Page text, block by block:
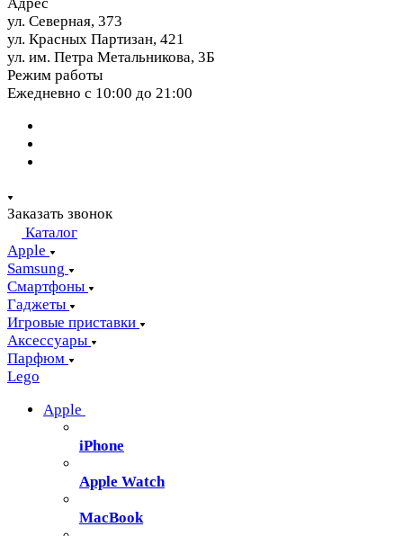
ул. Северная, 373
ул. Красных Партизан, 421
ул. им. Петра Метальникова, 3Б
Режим работы
Ежедневно с 10:00 до 21:00
Заказать звонок
Каталог
Apple
Samsung
Смартфоны
Гаджеты
Игровые приставки
Аксессуары
Парфюм
Lego
Apple
iPhone
Apple Watch
MacBook